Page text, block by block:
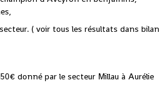
( voir tous les résultats dans bilan
donné par le secteur Millau à Aurélie